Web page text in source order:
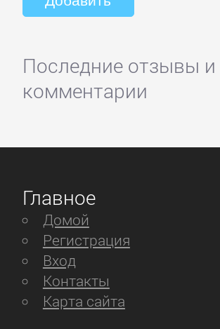
Последние отзывы и
комментарии
Главное
Домой
Регистрация
Вход
Контакты
Карта сайта